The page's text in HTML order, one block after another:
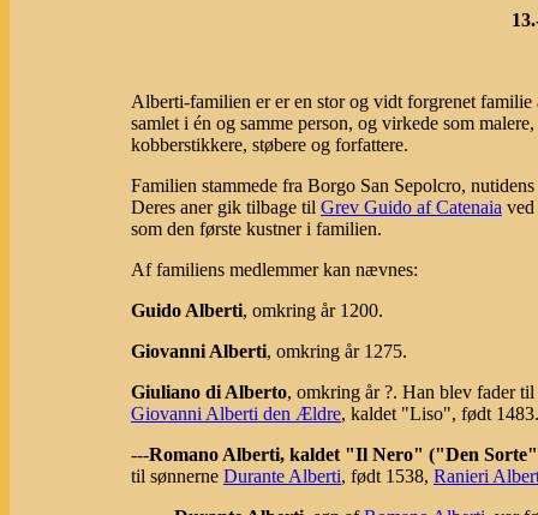
Alberti-familien er er en stor og vidt forgrenet
samlet i én og samme person, og virkede som
kobberstikkere, støbere og forfattere.
Familien stammede fra Borgo San Sepolcro,
Deres aner gik tilbage til Grev Guido af Catenaia ved
som den første kustner i familien.
Af familiens medlemmer kan nævnes:
Guido Alberti, omkring år 1200.
Giovanni Alberti, omkring år 1275.
Giuliano di Alberto, omkring år ?. Han blev fader
Giovanni Alberti den Ældre, kaldet "Liso", født 1483.
---Romano Alberti, kaldet "Il Nero" ("Den
til sønnerne Durante Alberti, født 1538, Ranieri